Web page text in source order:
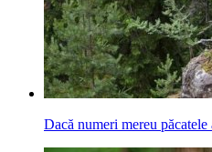
Dacă numeri mereu